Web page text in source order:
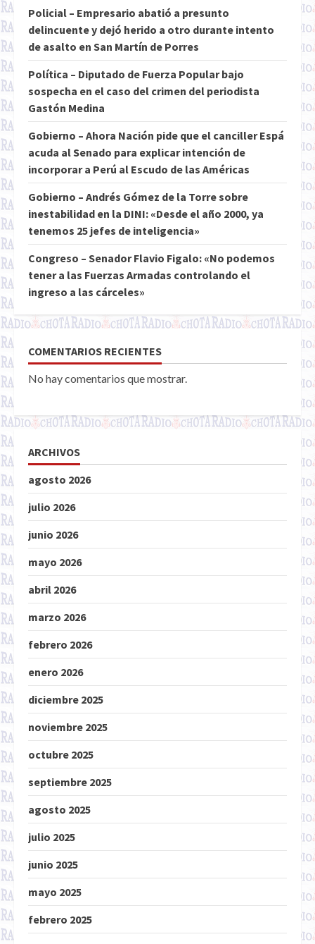
Policial – Empresario abatió a presunto
delincuente y dejó herido a otro durante intento
de asalto en San Martín de Porres
Política – Diputado de Fuerza Popular bajo
sospecha en el caso del crimen del periodista
Gastón Medina
Gobierno – Ahora Nación pide que el canciller Espá
acuda al Senado para explicar intención de
incorporar a Perú al Escudo de las Américas
Gobierno – Andrés Gómez de la Torre sobre
inestabilidad en la DINI: «Desde el año 2000, ya
tenemos 25 jefes de inteligencia»
Congreso – Senador Flavio Figalo: «No podemos
tener a las Fuerzas Armadas controlando el
ingreso a las cárceles»
COMENTARIOS RECIENTES
No hay comentarios que mostrar.
ARCHIVOS
agosto 2026
julio 2026
junio 2026
mayo 2026
abril 2026
marzo 2026
febrero 2026
enero 2026
diciembre 2025
noviembre 2025
octubre 2025
septiembre 2025
agosto 2025
julio 2025
junio 2025
mayo 2025
febrero 2025